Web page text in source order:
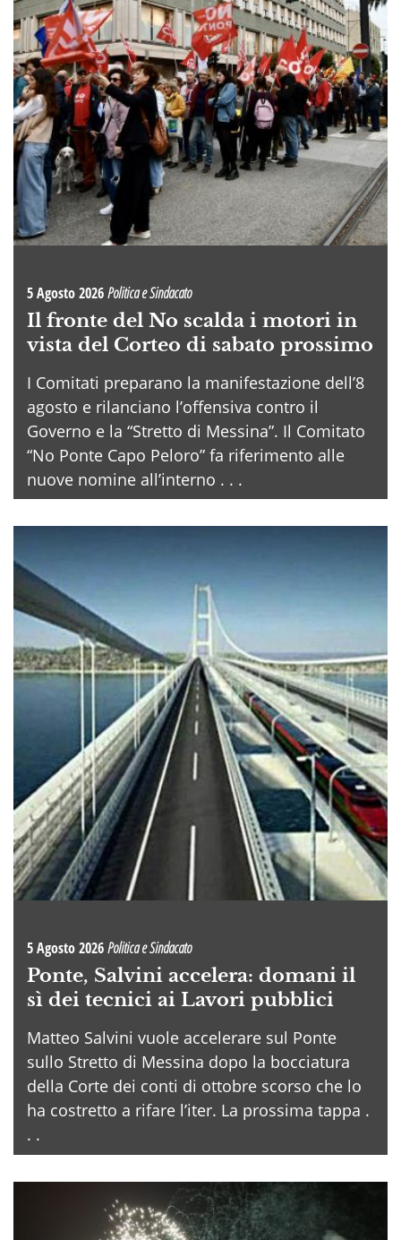
5 Agosto 2026Politica e Sindacato
Il fronte del No scalda i motori in
vista del Corteo di sabato prossimo
I Comitati preparano la manifestazione dell’8
agosto e rilanciano l’offensiva contro il
Governo e la “Stretto di Messina”. Il Comitato
“No Ponte Capo Peloro” fa riferimento alle
nuove nomine all’interno . . .
5 Agosto 2026Politica e Sindacato
Ponte, Salvini accelera: domani il
sì dei tecnici ai Lavori pubblici
Matteo Salvini vuole accelerare sul Ponte
sullo Stretto di Messina dopo la bocciatura
della Corte dei conti di ottobre scorso che lo
ha costretto a rifare l’iter. La prossima tappa .
. .